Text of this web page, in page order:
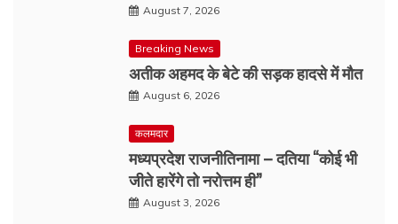
August 7, 2026
Breaking News
अतीक अहमद के बेटे की सड़क हादसे में मौत
August 6, 2026
कलमदार
मध्यप्रदेश राजनीतिनामा – दतिया “कोई भी
जीते हारेंगे तो नरोत्तम ही”
August 3, 2026